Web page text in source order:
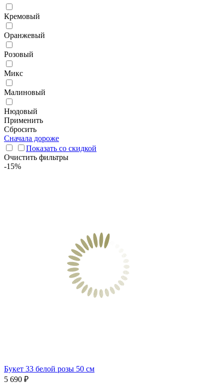
Кремовый
Оранжевый
Розовый
Микс
Малиновый
Нюдовый
Применить
Сбросить
Сначала дороже
Показать со скидкой
Очистить фильтры
-15%
Букет 33 белой розы 50 см
5 690 ₽